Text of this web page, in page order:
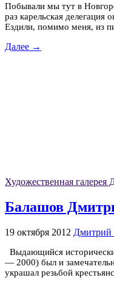
Побывали мы тут в
раз карельская делегация
Ездили, помимо меня, из
Далее →
Художественная
Балашов
19 октября 2012
Выдающийся
— 2000) был и
украшал резьбой